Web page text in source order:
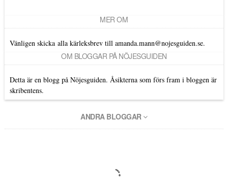
MER OM
Vänligen skicka alla kärleksbrev till amanda.mann@nojesguiden.se.
OM BLOGGAR PÅ NÖJESGUIDEN
Detta är en blogg på Nöjesguiden. Åsikterna som förs fram i bloggen är
skribentens.
ANDRA BLOGGAR